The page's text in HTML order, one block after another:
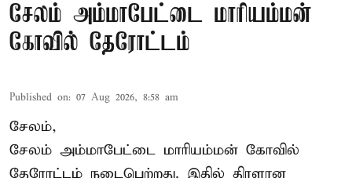
சேலம் அம்மாபேட்டை மாரியம்மன்
கோவில் தேரோட்டம்
Published on: 07 Aug 2026, 8:58 am
சேலம்,
சேலம் அம்மாபேட்டை மாரியம்மன் கோவில்
தேரோட்டம் நடைபெற்றது. இதில் திரளான